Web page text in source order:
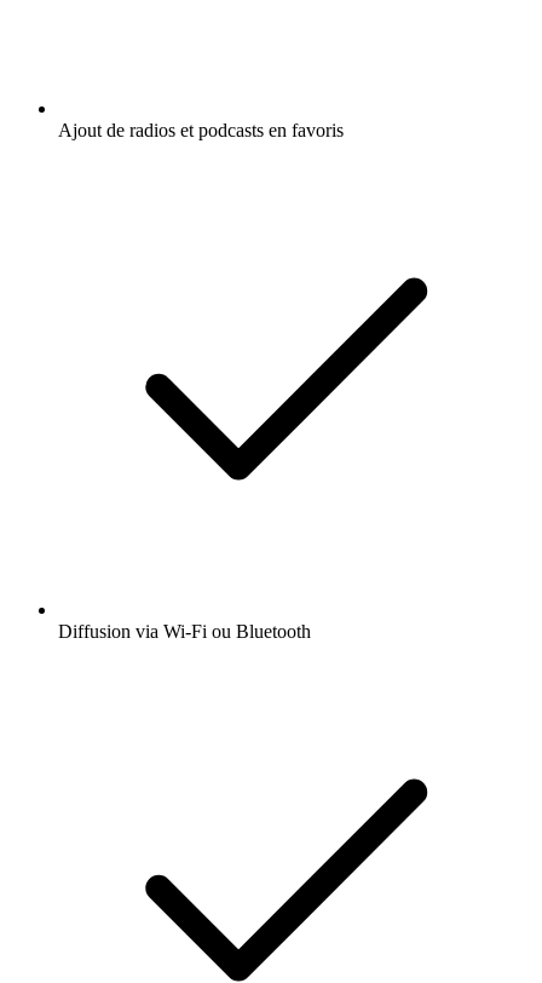
Ajout de radios et podcasts en favoris
Diffusion via Wi-Fi ou Bluetooth